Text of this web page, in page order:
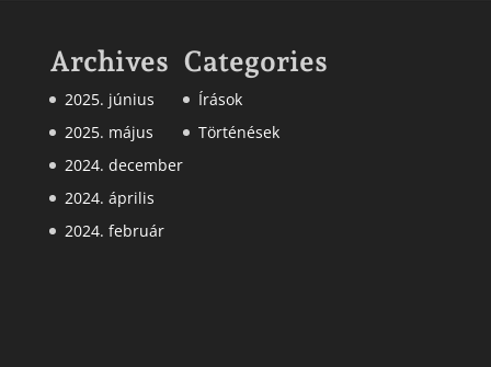
Archives
2025. június
2025. május
2024. december
2024. április
2024. február
Categories
Írások
Történések